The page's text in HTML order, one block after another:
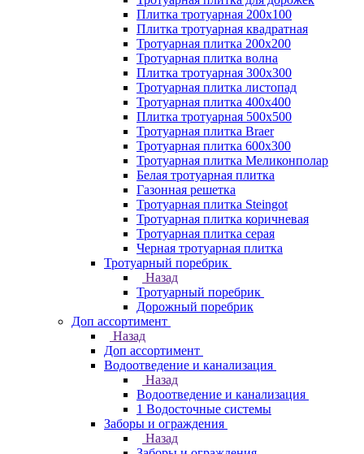
Плитка тротуарная 200х100
Плитка тротуарная квадратная
Тротуарная плитка 200х200
Тротуарная плитка волна
Плитка тротуарная 300х300
Тротуарная плитка листопад
Тротуарная плитка 400х400
Плитка тротуарная 500x500
Тротуарная плитка Braer
Тротуарная плитка 600х300
Тротуарная плитка Меликонполар
Белая тротуарная плитка
Газонная решетка
Тротуарная плитка Steingot
Тротуарная плитка коричневая
Тротуарная плитка серая
Черная тротуарная плитка
Тротуарный поребрик
Назад
Тротуарный поребрик
Дорожный поребрик
Доп ассортимент
Назад
Доп ассортимент
Водоотведение и канализация
Назад
Водоотведение и канализация
1 Водосточные системы
Заборы и ограждения
Назад